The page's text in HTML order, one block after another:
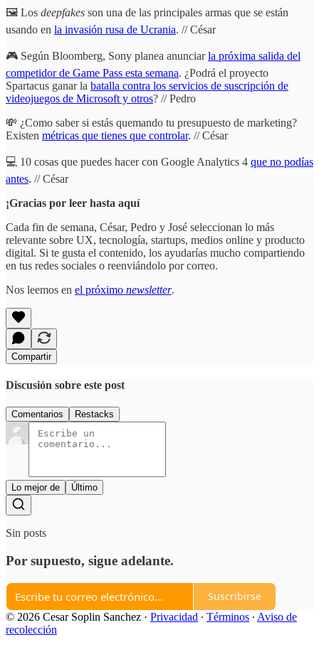
🖼 Los deepfakes son una de las principales armas que se están
usando en la invasión rusa de Ucrania. // César
🎮 Según Bloomberg, Sony planea anunciarla próxima salida del
competidor de Game Pass esta semana. ¿Podrá el proyecto
Spartacus ganar la batalla contra los servicios de suscripción de
videojuegos de Microsoft y otros? // Pedro
💸 ¿Como saber si estás quemando tu presupuesto de marketing?
Existen métricas que tienes que controlar. // César
💻 10 cosas que puedes hacer con Google Analytics 4 que no podías
antes. // César
¡Gracias por leer hasta aquí
Cada fin de semana, César, Pedro y José seleccionan lo más
relevante sobre UX, tecnología, startups, medios online y producto
digital. Si te gusta el contenido, los ayudarías mucho compartiendo
en tus redes sociales o reenviándolo por correo.
Nos leemos en el próximo newsletter.
Compartir
Discusión sobre este post
Comentarios Restacks
Lo mejor de Último
Sin posts
Por supuesto, sigue adelante.
Suscribirse
© 2026 Cesar Soplin Sanchez · Privacidad ∙ Términos ∙ Aviso de
recolección